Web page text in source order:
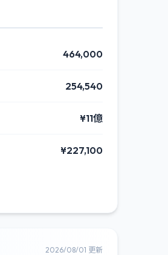
464,000
254,540
¥11億
¥227,100
2026/08/01 更新